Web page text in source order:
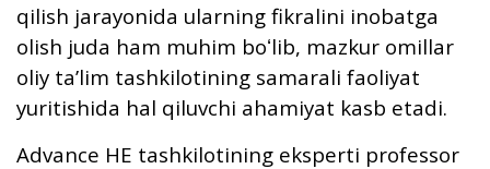
qilish jarayonida ularning fikralini inobatga
olish juda ham muhim boʻlib, mazkur omillar
oliy taʼlim tashkilotining samarali faoliyat
yuritishida hal qiluvchi ahamiyat kasb etadi.
Advance HE tashkilotining eksperti professor